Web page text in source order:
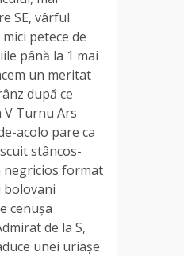
SE, vârful
petece de
până la 1 mai
un meritat
după ce
V Turnu Ars
acolo pare ca
stâncos-
format
bolovani
cenușa
de la S,
unei uriașe